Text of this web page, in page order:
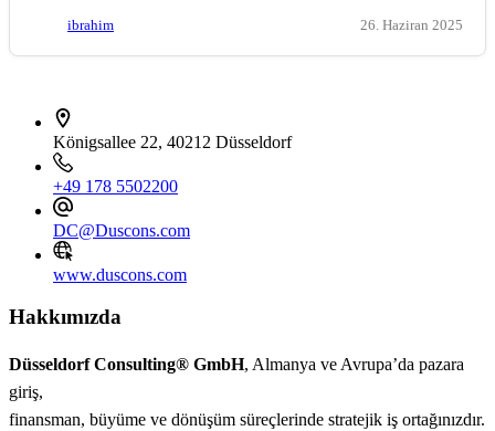
ibrahim 26. Haziran 2025
Königsallee 22, 40212 Düsseldorf
+49 178 5502200
DC@Duscons.com
www.duscons.com
Hakkımızda
Düsseldorf Consulting® GmbH, Almanya ve Avrupa’da pazara
giriş,
finansman, büyüme ve dönüşüm süreçlerinde stratejik iş ortağınızdır.